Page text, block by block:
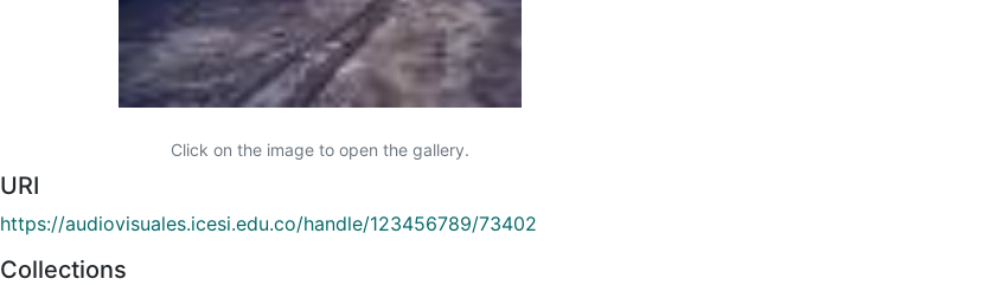
Click on the image to open the gallery.
URI
https://audiovisuales.icesi.edu.co/handle/123456789/73402
Collections